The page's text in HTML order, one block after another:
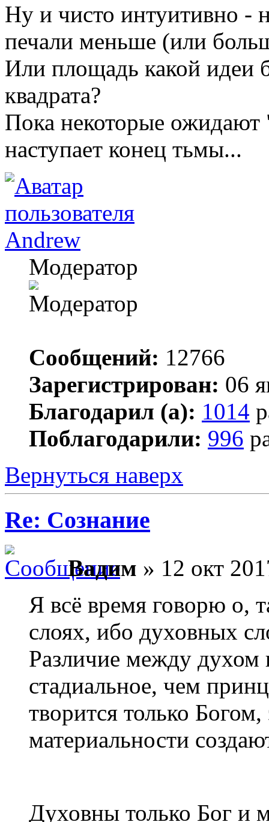
Ну и чисто интуитивно -
печали меньше (или
Или площадь какой идеи
квадрата?
Пока некоторые ожидают
наступает конец тьмы...
Andrew
Модератор
Сообщений: 12766
Зарегистрирован: 06
Благодарил (а): 1014
Поблагодарили: 996
Вернуться наверх
Re: Сознание
Вадим » 12 окт
Я всё время говорю о,
слоях, ибо духовных
Различие между духом
стадиальное, чем
творится только
материальности
Духовны только Бог и